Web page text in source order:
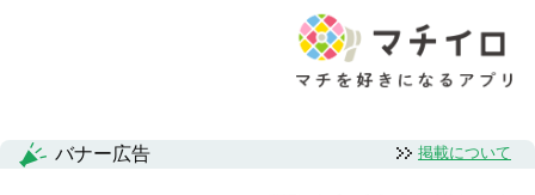
バナー広告 掲載について